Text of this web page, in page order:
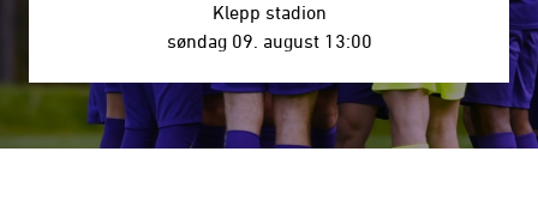
Klepp stadion
søndag 09. august 13:00